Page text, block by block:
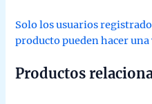
Solo los usuarios
producto pueden hacer
Productos